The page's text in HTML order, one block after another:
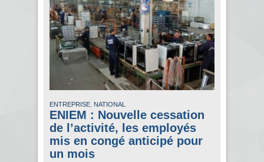
ENTREPRISE, NATIONAL
ENIEM : Nouvelle cessation
de l’activité, les employés
mis en congé anticipé pour
un mois